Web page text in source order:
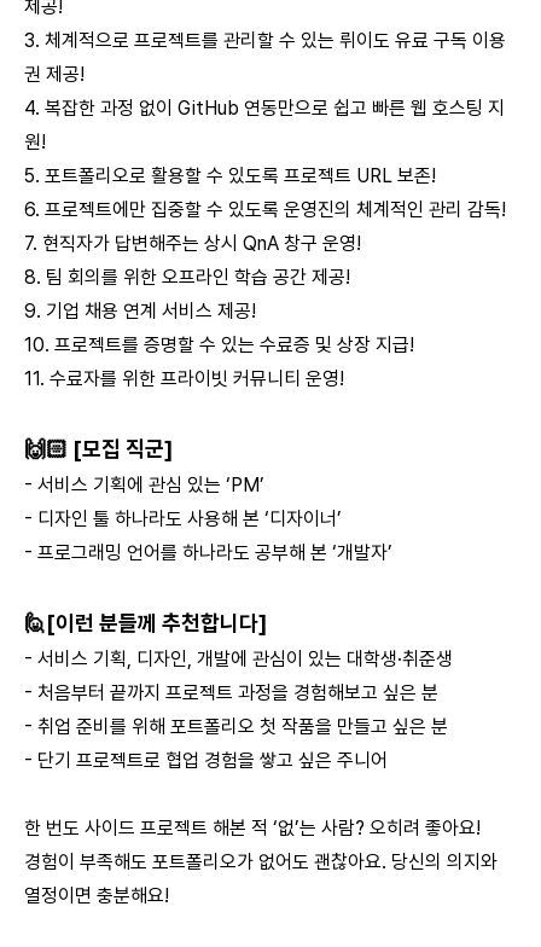
제공!
3. 체계적으로 프로젝트를 관리할 수 있는 뤼이도 유료 구독 이용
권 제공!
4. 복잡한 과정 없이 GitHub 연동만으로 쉽고 빠른 웹 호스팅 지
원!
5. 포트폴리오로 활용할 수 있도록 프로젝트 URL 보존!
6. 프로젝트에만 집중할 수 있도록 운영진의 체계적인 관리 감독!
7. 현직자가 답변해주는 상시 QnA 창구 운영!
8. 팀 회의를 위한 오프라인 학습 공간 제공!
9. 기업 채용 연계 서비스 제공!
10. 프로젝트를 증명할 수 있는 수료증 및 상장 지급!
11. 수료자를 위한 프라이빗 커뮤니티 운영!
🙌🏻 [모집 직군]
- 서비스 기획에 관심 있는 ‘PM’
- 디자인 툴 하나라도 사용해 본 ‘디자이너’
- 프로그래밍 언어를 하나라도 공부해 본 ‘개발자’
🙋[이런 분들께 추천합니다]
- 서비스 기획, 디자인, 개발에 관심이 있는 대학생·취준생
- 처음부터 끝까지 프로젝트 과정을 경험해보고 싶은 분
- 취업 준비를 위해 포트폴리오 첫 작품을 만들고 싶은 분
- 단기 프로젝트로 협업 경험을 쌓고 싶은 주니어
한 번도 사이드 프로젝트 해본 적 ‘없’는 사람? 오히려 좋아요!
경험이 부족해도 포트폴리오가 없어도 괜찮아요. 당신의 의지와
열정이면 충분해요!